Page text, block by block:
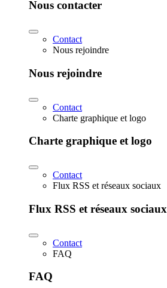
Nous contacter
Contact
Nous rejoindre
Nous rejoindre
Contact
Charte graphique et logo
Charte graphique et logo
Contact
Flux RSS et réseaux sociaux
Flux RSS et réseaux sociaux
Contact
FAQ
FAQ